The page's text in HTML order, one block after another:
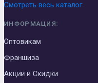
Смотреть весь каталог
ИНФОРМАЦИЯ:
Оптовикам
Франшиза
Акции и Скидки